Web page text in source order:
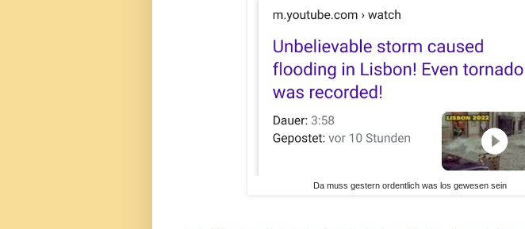
Da muss gestern ordentlich was los gewesen sein